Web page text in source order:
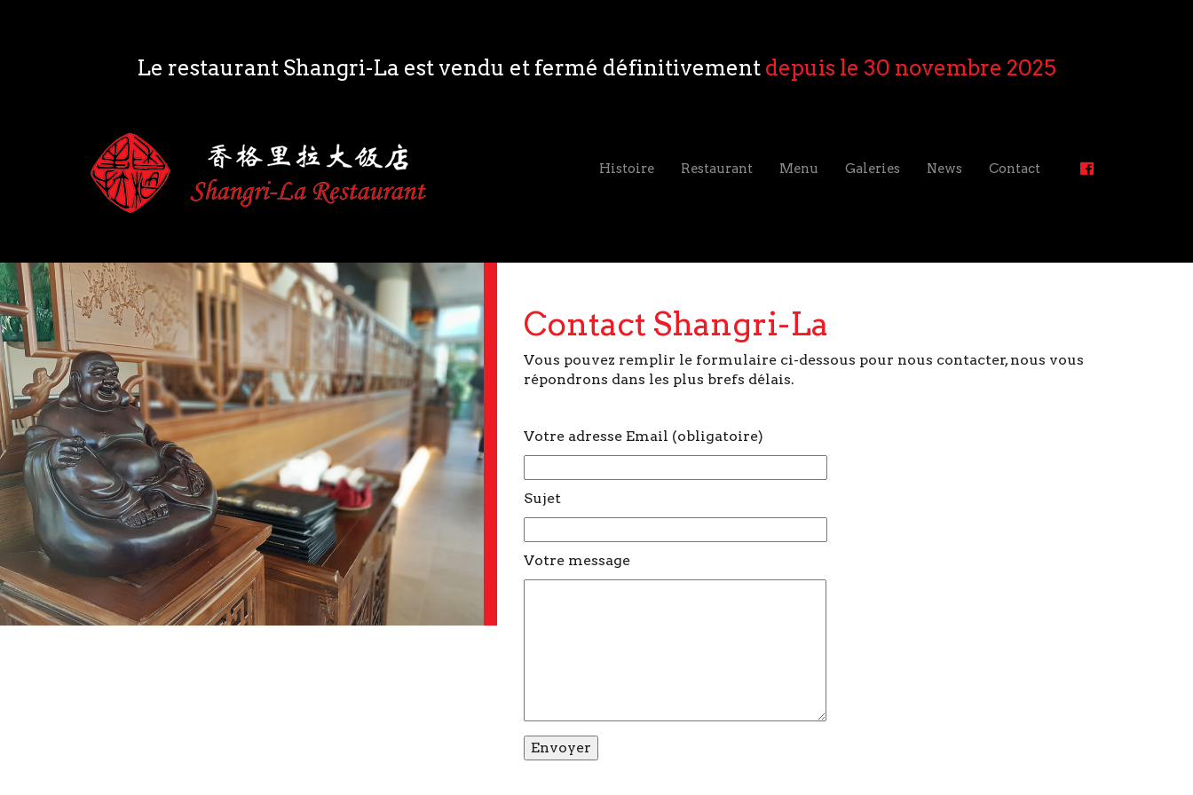
Le restaurant Shangri-La est vendu et fermé définitivement depuis le 30 novembre 2025
Histoire Restaurant Menu Galeries News Contact
Contact Shangri-La
Vous pouvez remplir le formulaire ci-dessous pour nous contacter, nous vous
répondrons dans les plus brefs délais.
Votre adresse Email (obligatoire)
Sujet
Votre message